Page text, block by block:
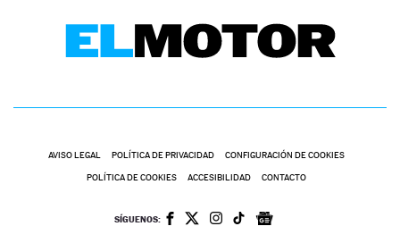
AVISO LEGAL POLÍTICA DE PRIVACIDAD CONFIGURACIÓN DE COOKIES
POLÍTICA DE COOKIES ACCESIBILIDAD CONTACTO
SÍGUENOS: